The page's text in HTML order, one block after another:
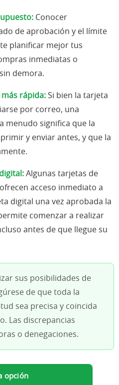
Conocer
de aprobación y el límite
planificar mejor tus
inmediatas o
demora.
rápida: Si bien la tarjeta
por correo, una
menudo significa que la
y enviar antes, y que la
Algunas tarjetas de
acceso inmediato a
digital una vez aprobada la
comenzar a realizar
antes de que llegue su
sus posibilidades de
de que toda la
sea precisa y coincida
Las discrepancias
o denegaciones.
opción